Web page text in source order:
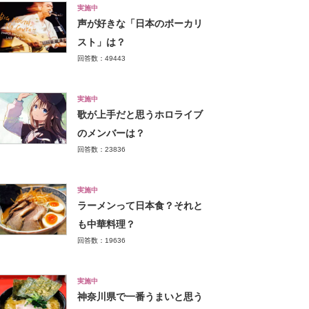
実施中
声が好きな「日本のボーカリ
スト」は？
回答数：49443
実施中
歌が上手だと思うホロライブ
のメンバーは？
回答数：23836
実施中
ラーメンって日本食？それと
も中華料理？
回答数：19636
実施中
神奈川県で一番うまいと思う